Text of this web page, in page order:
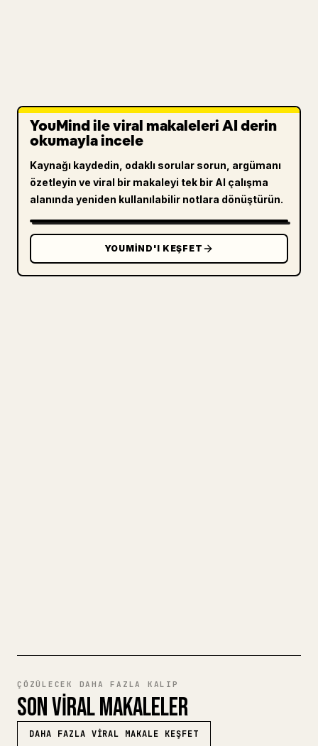
YouMind ile viral makaleleri AI derin
okumayla incele
Kaynağı kaydedin, odaklı sorular sorun, argümanı
özetleyin ve viral bir makaleyi tek bir AI çalışma
alanında yeniden kullanılabilir notlara dönüştürün.
YOUMIND'I KEŞFET
ÇÖZÜLECEK DAHA FAZLA KALIP
SON VIRAL MAKALELER
DAHA FAZLA VIRAL MAKALE KEŞFET